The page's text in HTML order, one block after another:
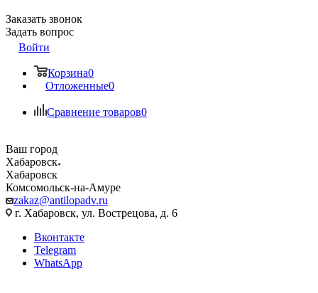
Заказать звонок
Задать вопрос
Войти
Корзина0
Отложенные0
Сравнение товаров0
Ваш город
Хабаровск
Хабаровск
Комсомольск-на-Амуре
zakaz@antilopadv.ru
г. Хабаровск, ул. Вострецова, д. 6
Вконтакте
Telegram
WhatsApp